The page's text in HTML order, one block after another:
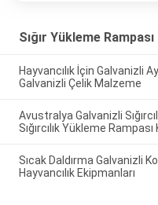
Sığır Yükleme Rampası
Hayvancılık İçin Galvanizli
Galvanizli Çelik Malzeme
Avustralya Galvanizli
Sığırcılık Yükleme
Sıcak Daldırma Galvanizli
Hayvancılık Ekipmanları